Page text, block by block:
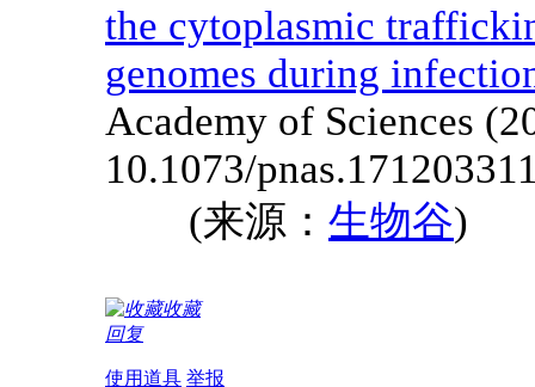
the cytoplasmic
genomes during
Academy of Sciences
10.1073/
(来源： 生物谷)
收藏
回复
使用道具 举报